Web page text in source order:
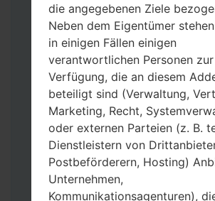
Laden Sie auf Ihren PC:
Version herunter.
Dann laden Sie die
herunter und entpacken Sie
Sie brauchen 1(wählen Sie
Datei aus) oder 5 (wählen Sie
Dateien aus) Firmware-
die angegebenen Ziele
Neben dem Eigentümer
in einigen Fällen einigen
verantwortlichen Personen zur
Verfügung, die an diesem
beteiligt sind (Verwaltung,
Marketing, Recht,
oder externen Parteien (z. B.
Dienstleistern von
Postbeförderern, Hosting)
Unternehmen,
Kommunikationsagenturen),